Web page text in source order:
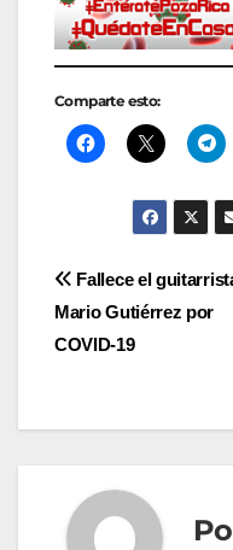
Comparte esto:
de
Fallece el
Mario Gutiérrez por
COVID-19